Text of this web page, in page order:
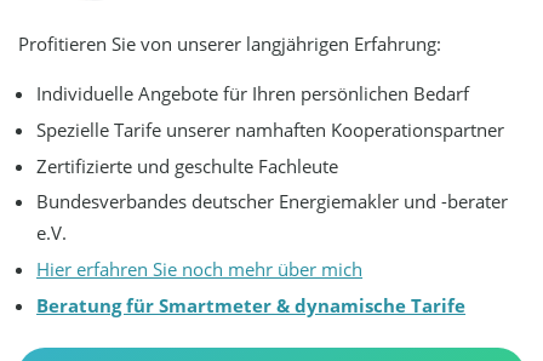
Profitieren Sie von unserer langjährigen Erfahrung:
Individuelle Angebote für Ihren persönlichen Bedarf
Spezielle Tarife unserer namhaften Kooperationspartner
Zertifizierte und geschulte Fachleute
Bundesverbandes deutscher Energiemakler und -berater
e.V.
Hier erfahren Sie noch mehr über mich
Beratung für Smartmeter & dynamische Tarife